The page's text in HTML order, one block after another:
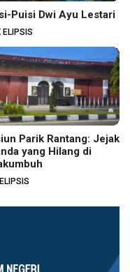
Puisi Dwi Ayu Lestari
ELIPSIS
Parik Rantang: Jejak
yang Hilang di